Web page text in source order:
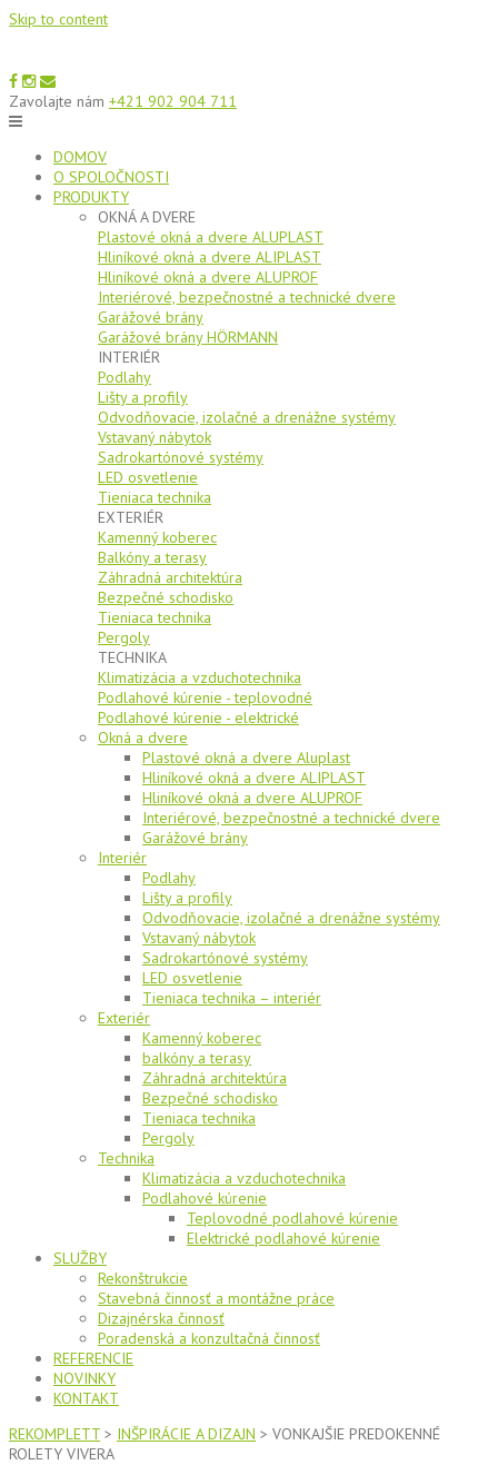
Skip to content
Zavolajte nám +421 902 904 711
DOMOV
O SPOLOČNOSTI
PRODUKTY
OKNÁ A DVERE
Plastové okná a dvere ALUPLAST
Hliníkové okná a dvere ALIPLAST
Hliníkové okná a dvere ALUPROF
Interiérové, bezpečnostné a technické dvere
Garážové brány
Garážové brány HÖRMANN
INTERIÉR
Podlahy
Lišty a profily
Odvodňovacie, izolačné a drenážne systémy
Vstavaný nábytok
Sadrokartónové systémy
LED osvetlenie
Tieniaca technika
EXTERIÉR
Kamenný koberec
Balkóny a terasy
Záhradná architektúra
Bezpečné schodisko
Tieniaca technika
Pergoly
TECHNIKA
Klimatizácia a vzduchotechnika
Podlahové kúrenie - teplovodné
Podlahové kúrenie - elektrické
Okná a dvere
Plastové okná a dvere Aluplast
Hliníkové okná a dvere ALIPLAST
Hliníkové okná a dvere ALUPROF
Interiérové, bezpečnostné a technické dvere
Garážové brány
Interiér
Podlahy
Lišty a profily
Odvodňovacie, izolačné a drenážne systémy
Vstavaný nábytok
Sadrokartónové systémy
LED osvetlenie
Tieniaca technika – interiér
Exteriér
Kamenný koberec
balkóny a terasy
Záhradná architektúra
Bezpečné schodisko
Tieniaca technika
Pergoly
Technika
Klimatizácia a vzduchotechnika
Podlahové kúrenie
Teplovodné podlahové kúrenie
Elektrické podlahové kúrenie
SLUŽBY
Rekonštrukcie
Stavebná činnosť a montážne práce
Dizajnérska činnosť
Poradenská a konzultačná činnosť
REFERENCIE
NOVINKY
KONTAKT
REKOMPLETT > INŠPIRÁCIE A DIZAJN > VONKAJŠIE PREDOKENNÉ
ROLETY VIVERA